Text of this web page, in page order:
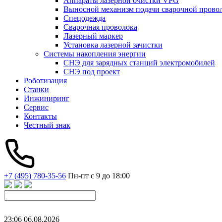
Выносной механизм подачи сварочной
Спецодежда
Сварочная проволока
Лазерный маркер
Установка лазерной зачистки
Системы накопления энергии
СНЭ для зарядных станций электромобилей
СНЭ под проект
Роботизация
Станки
Инжиниринг
Сервис
Контакты
Честный знак
+7 (495) 780-35-56 Пн-пт с 9 до 18:00
23:06 06.08.2026